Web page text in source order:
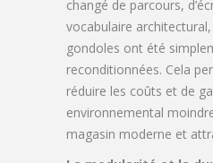
changé de parcours,
vocabulaire
gondoles ont été
reconditionnées. Cela
réduire les coûts et de
environnemental
magasin moderne et